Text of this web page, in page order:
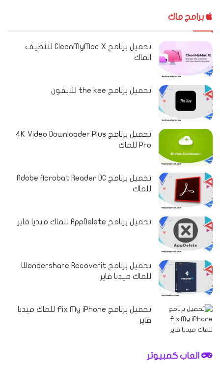
برامج ماك
تحميل برنامج CleanMyMac X لتنظيف
الماك
تحميل برنامج the kee للايفون
تحميل برنامج 4K Video Downloader Plus
Pro للماك
تحميل برنامج Adobe Acrobat Reader DC
للماك
تحميل برنامج AppDelete للماك ميديا فاير
تحميل برنامج Wondershare Recoverit
للماك ميديا فاير
تحميل برنامج Fix My iPhone للماك ميديا
فاير
العاب كمبيوتر